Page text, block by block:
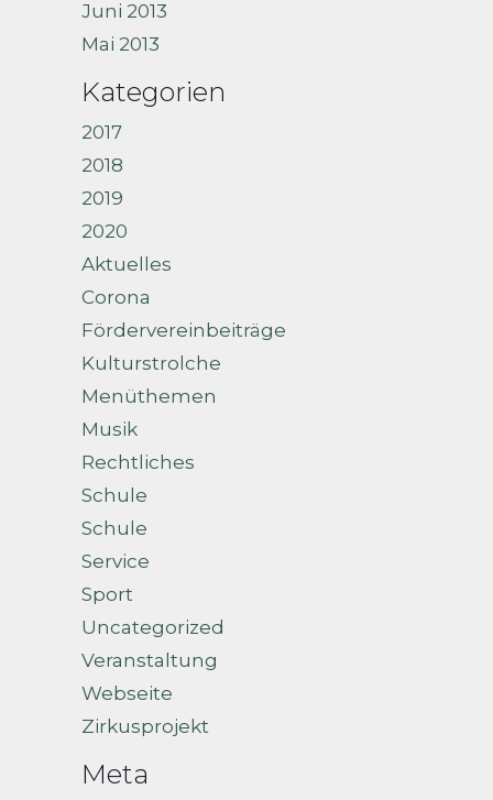
Juni 2013
Mai 2013
Kategorien
2017
2018
2019
2020
Aktuelles
Corona
Fördervereinbeiträge
Kulturstrolche
Menüthemen
Musik
Rechtliches
Schule
Schule
Service
Sport
Uncategorized
Veranstaltung
Webseite
Zirkusprojekt
Meta